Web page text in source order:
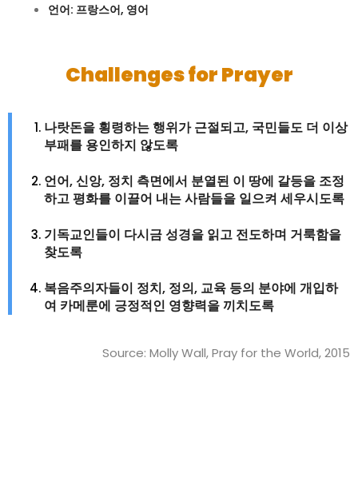
언어: 프랑스어, 영어
Challenges for Prayer
나랏돈을 횡령하는 행위가 근절되고, 국민들도 더 이상
부패를 용인하지 않도록
언어, 신앙, 정치 측면에서 분열된 이 땅에 갈등을 조정
하고 평화를 이끌어 내는 사람들을 일으켜 세우시도록
기독교인들이 다시금 성경을 읽고 전도하며 거룩함을
찾도록
복음주의자들이 정치, 정의, 교육 등의 분야에 개입하
여 카메룬에 긍정적인 영향력을 끼치도록
Source: Molly Wall, Pray for the World, 2015